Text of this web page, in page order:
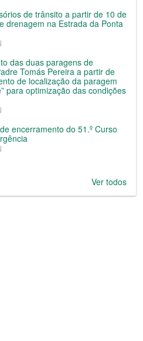
de trânsito a partir de 10 de
drenagem na Estrada da Ponta
das duas paragens de
Tomás Pereira a partir de
de localização da paragem
para optimização das condições
encerramento do 51.º Curso
Ver todos